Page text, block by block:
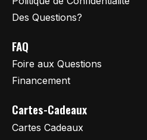
Des Questions?
FAQ
Foire aux Questions
Financement
Cartes-Cadeaux
Cartes Cadeaux